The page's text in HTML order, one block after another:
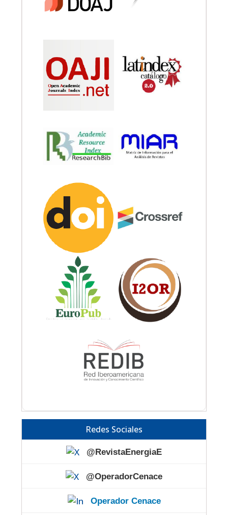
Redes Sociales
@RevistaEnergiaE
@OperadorCenace
Operador Cenace